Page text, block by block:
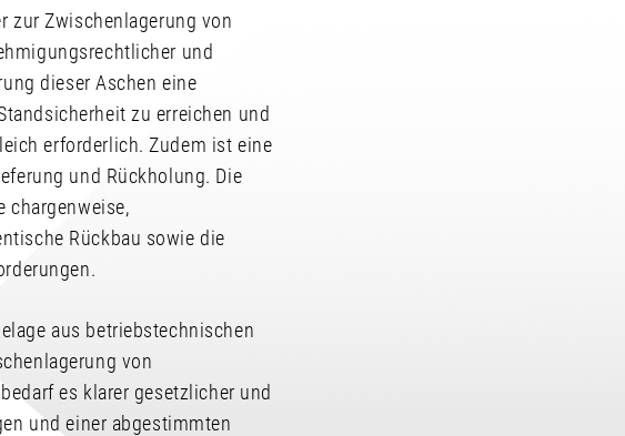
zur Zwischenlagerung von
und
dieser Aschen eine
zu erreichen und
erforderlich. Zudem ist eine
und Rückholung. Die
chargenweise,
Rückbau sowie die
aus betriebstechnischen
von
es klarer gesetzlicher und
und einer abgestimmten